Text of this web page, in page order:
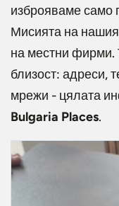
изброяваме само
Мисията на
на местни фирми.
близост: адреси,
мрежи - цялата
Bulgaria Places.